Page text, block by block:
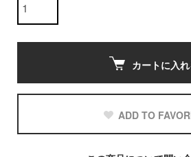
カートに入
ADD TO